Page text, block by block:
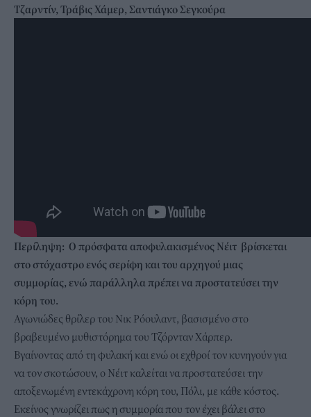
Τζαρντίν, Τράβις Χάμερ, Σαντιάγκο Σεγκούρα
Περίληψη: Ο πρόσφατα αποφυλακισμένος Νέιτ βρίσκεται
στο στόχαστρο ενός σερίφη και του αρχηγού μιας
συμμορίας, ενώ παράλληλα πρέπει να προστατεύσει την
κόρη του.
Αγωνιώδες θρίλερ του Νικ Ρόουλαντ, βασισμένο στο
βραβευμένο μυθιστόρημα του Τζόρνταν Χάρπερ.
Βγαίνοντας από τη φυλακή και ενώ οι εχθροί τον κυνηγούν για
να τον σκοτώσουν, ο Νέιτ καλείται να προστατεύσει την
αποξενωμένη εντεκάχρονη κόρη του, Πόλι, με κάθε κόστος.
Εκείνος γνωρίζει πως η συμμορία που τον έχει βάλει στο